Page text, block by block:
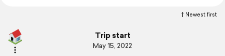
Newest first
Trip start
May 15, 2022